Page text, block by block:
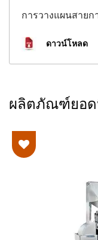
การวางแผนสายก
ดาวน์โหลด
ผลิตภัณฑ์ยอ